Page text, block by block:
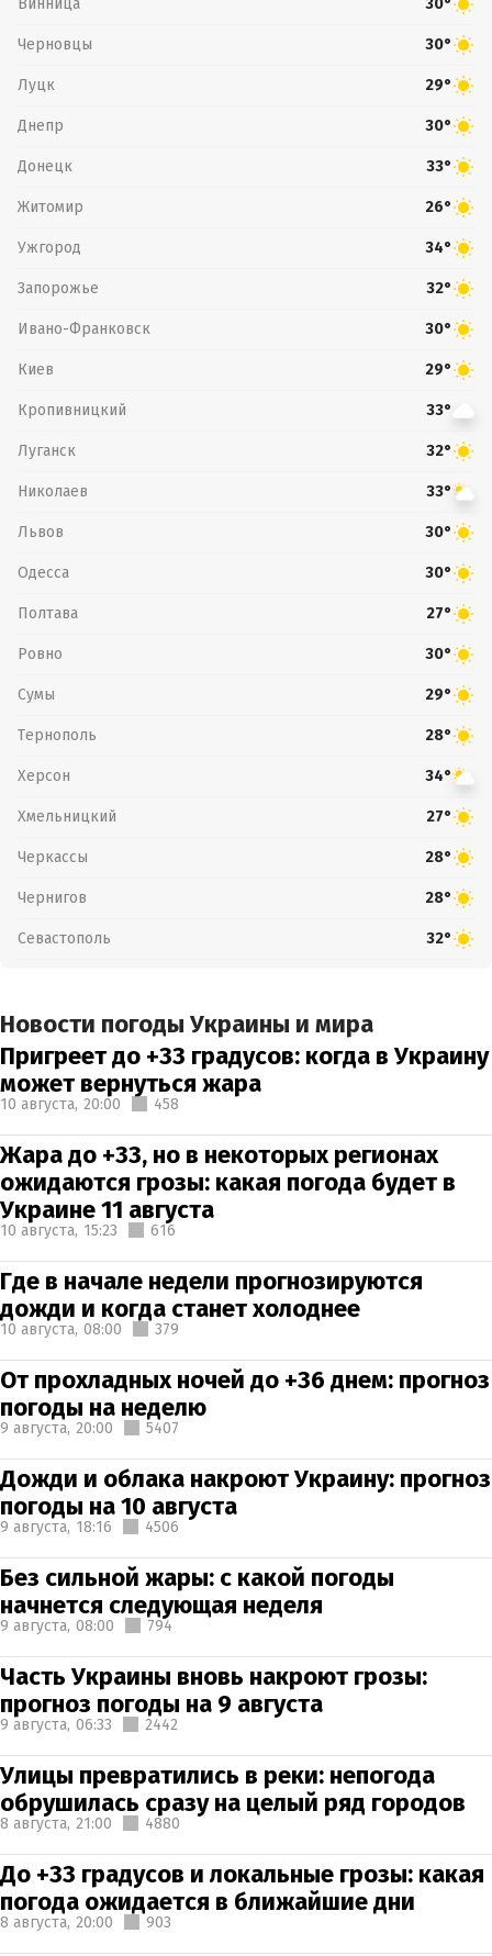
30°
Черновцы 30°
Луцк 29°
Днепр 30°
Донецк 33°
Житомир 26°
Ужгород 34°
Запорожье 32°
Ивано-Франковск 30°
Киев 29°
Кропивницкий 33°
Луганск 32°
Николаев 33°
Львов 30°
Одесса 30°
Полтава 27°
Ровно 30°
Сумы 29°
Тернополь 28°
Херсон 34°
Хмельницкий 27°
Черкассы 28°
Чернигов 28°
Севастополь 32°
Новости погоды Украины и мира
Пригреет до +33 градусов: когда в Украину
может вернуться жара
10 августа, 20:00 458
Жара до +33, но в некоторых регионах
ожидаются грозы: какая погода будет в
Украине 11 августа
10 августа, 15:23 616
Где в начале недели прогнозируются
дожди и когда станет холоднее
10 августа, 08:00 379
От прохладных ночей до +36 днем: прогноз
погоды на неделю
9 августа, 20:00 5407
Дожди и облака накроют Украину: прогноз
погоды на 10 августа
9 августа, 18:16 4506
Без сильной жары: с какой погоды
начнется следующая неделя
9 августа, 08:00 794
Часть Украины вновь накроют грозы:
прогноз погоды на 9 августа
9 августа, 06:33 2442
Улицы превратились в реки: непогода
обрушилась сразу на целый ряд городов
8 августа, 21:00 4880
До +33 градусов и локальные грозы: какая
погода ожидается в ближайшие дни
8 августа, 20:00 903